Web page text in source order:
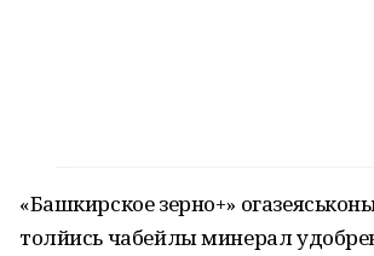
«Башкирское зерно+»
толйись чабейлы минерал